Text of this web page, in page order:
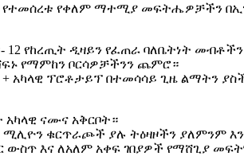
የተመሰረቱ የቀለም ማተሚያ መፍትሔዎቻችን
የከረጢት ዲዛይን የፈጠራ ባለቤትነት
የማምከን ቦርሳዎቻችንን ጨምሮ።
አካላዊ ፕሮቶታይፕ በተመሳሳይ ጊዜ ልማትን
አካላዊ ናሙና አቅርቦት።
1 ሚሊዮን ቁርጥራጮች ያሉ ትዕዛዞችን ያለምንም
ውስጥ እና ለአለም አቀፍ ገበያዎች የማሸጊያ